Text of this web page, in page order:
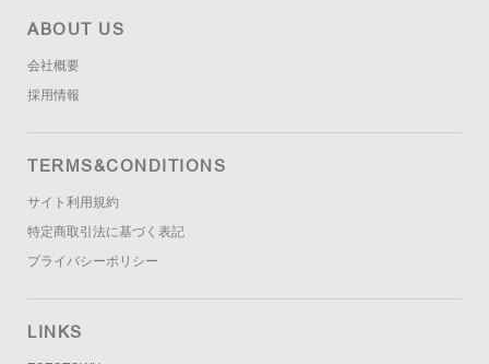
ABOUT US
会社概要
採用情報
TERMS&CONDITIONS
サイト利用規約
特定商取引法に基づく表記
プライバシーポリシー
LINKS